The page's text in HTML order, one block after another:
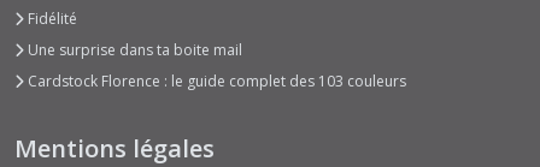
Fidélité
Une surprise dans ta boite mail
Cardstock Florence : le guide complet des 103 couleurs
Mentions légales